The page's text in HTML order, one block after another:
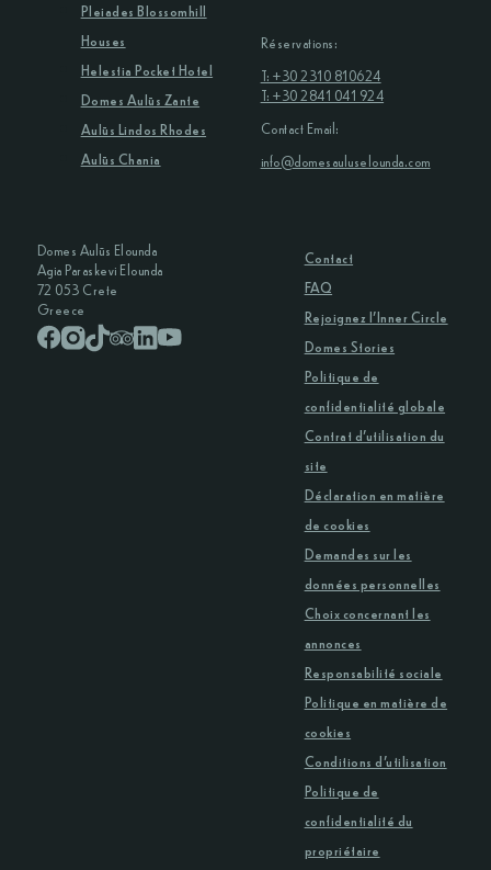
Domes Aulūs Elounda
Agia Paraskevi Elounda
72 053 Crete
Greece
Contact
FAQ
Rejoignez l’Inner Circle
Domes Stories
Politique de
confidentialité globale
Contrat d’utilisation du
site
Déclaration en matière
de cookies
Demandes sur les
données personnelles
Choix concernant les
annonces
Responsabilité sociale
Politique en matière de
cookies
Conditions d’utilisation
Politique de
confidentialité du
propriétaire
Réservations:
T: +30 2310 810624
T: +30 2841 041 924
Contact Email:
info@domesauluselounda.com
Pleiades Blossomhill
Houses
Helestia Pocket Hotel
Domes Aulūs Zante
Aulūs Lindos Rhodes
Aulūs Chania